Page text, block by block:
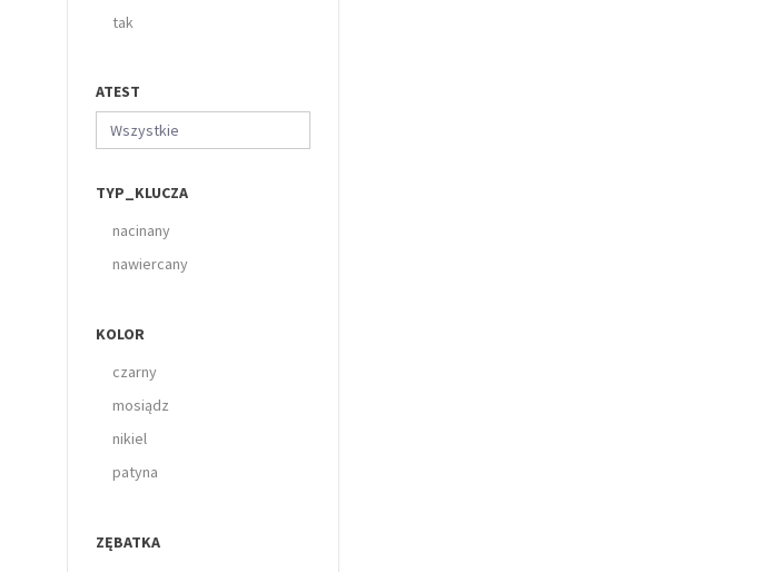
tak
ATEST
Wszystkie
TYP_KLUCZA
nacinany
nawiercany
KOLOR
czarny
mosiądz
nikiel
patyna
ZĘBATKA